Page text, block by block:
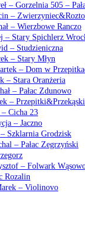
– Gorzelnia 505 –
–
– Wierzbowe Ranczo
– Stary Spichlerz
– Studzieniczna
– Stary Młyn
– Dom w
– Stara Oranżeria
– Pałac Zdunowo
– Przepitki&Przekąski
Cicha 23
– Jaczno
Szklarnia Grodzisk
– Pałac Zegrzyński
– Folwark
Rozalin
– Violinovo